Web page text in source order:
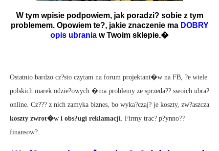
W tym wpisie podpowiem, jak poradzi? sobie z tym
problemem. Opowiem te?, jakie znaczenie maDOBRY
opis ubrania w Twoim sklepie.�
Ostatnio bardzo cz?sto czytam na forum projektant�w na FB, ?e wiele
polskich marek odzie?owych �ma problemy ze sprzeda?? swoich ubra?
online. Cz??? z nich zamyka biznes, bo wyka?czaj? je koszty, zw?aszcza
koszty zwrot�w i obs?ugi reklamacji. Firmy trac? p?ynno??
finansow?.